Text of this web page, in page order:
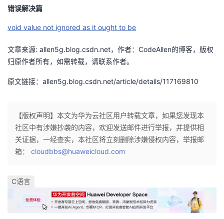
错误解决篇
void value not ignored as it ought to be
文章来源: allen5g.blog.csdn.net，作者：CodeAllen的博客，版权
归原作者所有，如需转载，请联系作者。
原文链接：allen5g.blog.csdn.net/article/details/117169810
【版权声明】本文为华为云社区用户转载文章，如果您发现本
社区中有涉嫌抄袭的内容，欢迎发送邮件进行举报，并提供相
关证据，一经查实，本社区将立刻删除涉嫌侵权内容，举报邮
箱： cloudbbs@huaweicloud.com
C语言